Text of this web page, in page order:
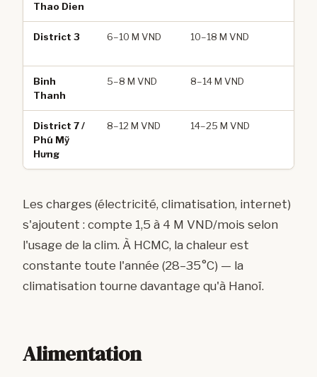
Thao Dien
District 3 6–10 M VND 10–18 M VND
Binh
Thanh
5–8 M VND 8–14 M VND
District 7 /
Phú Mỹ
Hưng
8–12 M VND 14–25 M VND
Les charges (électricité, climatisation, internet)
s'ajoutent : compte 1,5 à 4 M VND/mois selon
l'usage de la clim. À HCMC, la chaleur est
constante toute l'année (28–35°C) — la
climatisation tourne davantage qu'à Hanoï.
Alimentation